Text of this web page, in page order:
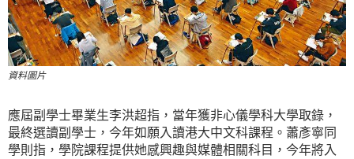
資料圖片
應屆副學士畢業生李洪超指，當年獲非心儀學科大學取錄，
最終選讀副學士，今年如願入讀港大中文科課程。蕭彥寧同
學則指，學院課程提供她感興趣與媒體相關科目，今年將入